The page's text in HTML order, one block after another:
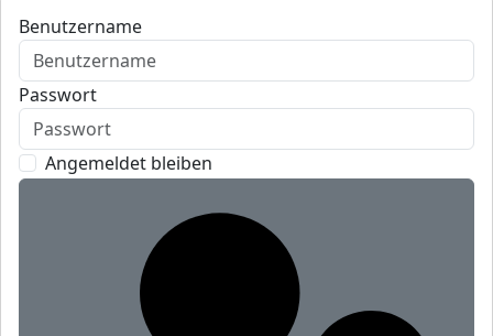
Benutzername
Passwort
Angemeldet bleiben